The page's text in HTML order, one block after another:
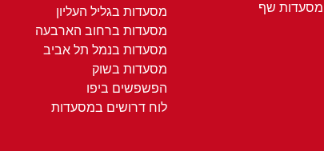
מסעדות שף
מסעדות בגליל העליון
מסעדות ברחוב הארבעה
מסעדות בנמל תל אביב
מסעדות בשוק
הפשפשים ביפו
לוח דרושים במסעדות